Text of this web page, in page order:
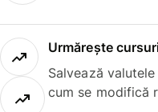
Urmărește
Salvează
cum se modifică